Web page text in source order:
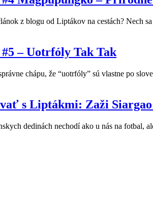
z blogu od Liptákov na cestách? Nech
– Uotrfóly Tak Tak
chápu, že “uotrfóly” sú vlastne po
s Liptákmi: Zaži
dedinách nechodí ako u nás na fotbal,